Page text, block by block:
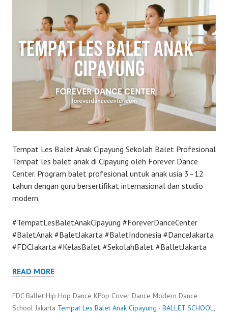
Tempat Les Balet Anak Cipayung Sekolah Balet Profesional
Tempat les balet anak di Cipayung oleh Forever Dance
Center. Program balet profesional untuk anak usia 3–12
tahun dengan guru bersertifikat internasional dan studio
modern.
#TempatLesBaletAnakCipayung #ForeverDanceCenter
#BaletAnak #BaletJakarta #BaletIndonesia #DanceJakarta
#FDCJakarta #KelasBalet #SekolahBalet #BalletJakarta
READ MORE
FDC Ballet Hip Hop Dance KPop Cover Dance Modern Dance
School Jakarta Tempat Les Balet Anak Cipayung · BALLET SCHOOL,